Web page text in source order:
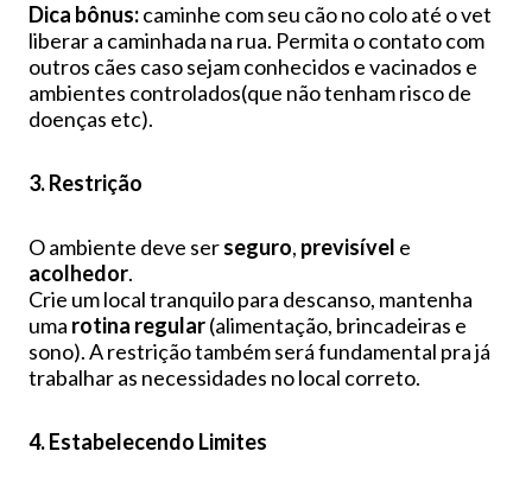
Dica bônus:caminhe com seu cão no colo até o vet
liberar a caminhada na rua. Permita o contato com
outros cães caso sejam conhecidos e vacinados e
ambientes controlados(que não tenham risco de
doenças etc).
3. Restrição
O ambiente deve serseguro, previsível e
acolhedor.
Crie um local tranquilo para descanso, mantenha
uma rotina regular(alimentação, brincadeiras e
sono). A restrição também será fundamental pra já
trabalhar as necessidades no local correto.
4. Estabelecendo Limites